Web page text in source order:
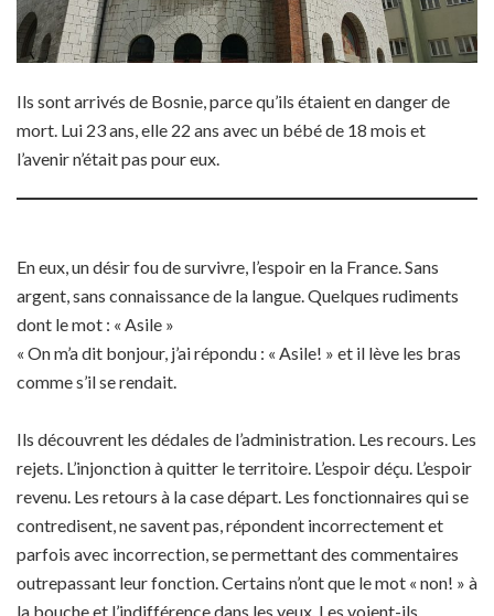
Ils sont arrivés de Bosnie, parce qu’ils étaient en danger de
mort. Lui 23 ans, elle 22 ans avec un bébé de 18 mois et
l’avenir n’était pas pour eux.
En eux, un désir fou de survivre, l’espoir en la France. Sans
argent, sans connaissance de la langue. Quelques rudiments
dont le mot : « Asile »
« On m’a dit bonjour, j’ai répondu : « Asile! » et il lève les bras
comme s’il se rendait.
Ils découvrent les dédales de l’administration. Les recours. Les
rejets. L’injonction à quitter le territoire. L’espoir déçu. L’espoir
revenu. Les retours à la case départ. Les fonctionnaires qui se
contredisent, ne savent pas, répondent incorrectement et
parfois avec incorrection, se permettant des commentaires
outrepassant leur fonction. Certains n’ont que le mot « non! » à
la bouche et l’indifférence dans les yeux. Les voient-ils